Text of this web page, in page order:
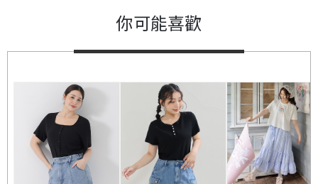
你可能喜歡